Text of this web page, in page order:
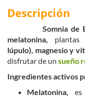
Descripción
Somnia de
melatonina, plantas
lúpulo), magnesio y
disfrutar de un sueño
Ingredientes activos
Melatonina, es